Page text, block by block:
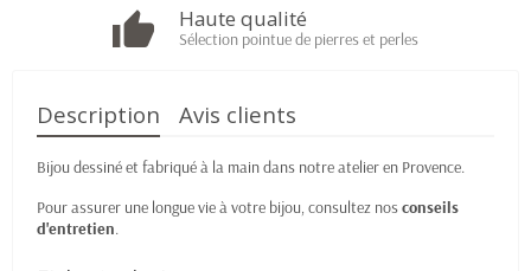
Haute qualité
Sélection pointue de pierres et perles
Description Avis clients
Bijou dessiné et fabriqué à la main dans notre atelier en Provence.
Pour assurer une longue vie à votre bijou, consultez nosconseils
d'entretien.